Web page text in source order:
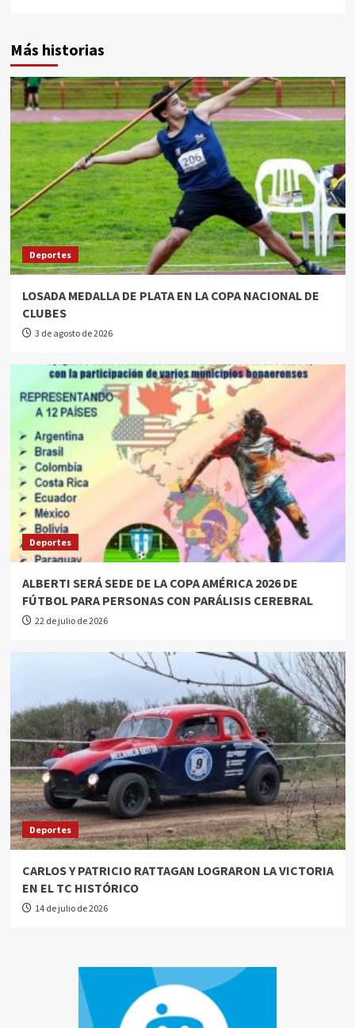
Más historias
Deportes
LOSADA MEDALLA DE PLATA EN LA COPA NACIONAL DE
CLUBES
3 de agosto de 2026
Deportes
ALBERTI SERÁ SEDE DE LA COPA AMÉRICA 2026 DE
FÚTBOL PARA PERSONAS CON PARÁLISIS CEREBRAL
22 de julio de 2026
Deportes
CARLOS Y PATRICIO RATTAGAN LOGRARON LA VICTORIA
EN EL TC HISTÓRICO
14 de julio de 2026